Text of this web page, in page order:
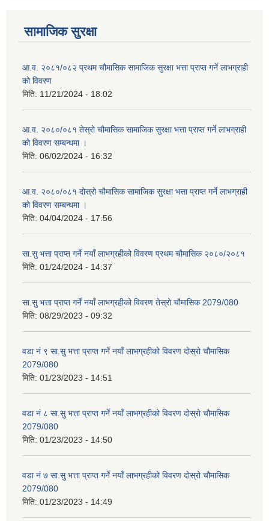
सामाजिक सुरक्षा
आ.व. २०८१/०८२ प्रथम चौमासिक सामाजिक सुरक्षा भत्ता प्राप्त गर्ने लाभग्राही
को विवरण
मिति: 11/21/2024 - 18:02
आ.व. २०८०/०८१ तेस्रो चौमासिक सामाजिक सुरक्षा भत्ता प्राप्त गर्ने लाभग्राही
को विवरण सम्बन्धमा ।
मिति: 06/02/2024 - 16:32
आ.व. २०८०/०८१ दोस्रो चौमासिक सामाजिक सुरक्षा भत्ता प्राप्त गर्ने लाभग्राही
को विवरण सम्बन्धमा ।
मिति: 04/04/2024 - 17:56
सा.सु भत्ता प्राप्त गर्ने नयाँ लाभग्रहीको विवरण प्रथम चौमासिक २०८०/२०८१
मिति: 01/24/2024 - 14:37
सा.सु भत्ता प्राप्त गर्ने नयाँ लाभग्रहीको विवरण तेस्रो चौमासिक 2079/080
मिति: 08/29/2023 - 09:32
वडा नं ९ सा.सु भत्ता प्राप्त गर्ने नयाँ लाभग्रहीको विवरण दोस्रो चौमासिक
2079/080
मिति: 01/23/2023 - 14:51
वडा नं ८ सा.सु भत्ता प्राप्त गर्ने नयाँ लाभग्रहीको विवरण दोस्रो चौमासिक
2079/080
मिति: 01/23/2023 - 14:50
वडा नं ७ सा.सु भत्ता प्राप्त गर्ने नयाँ लाभग्रहीको विवरण दोस्रो चौमासिक
2079/080
मिति: 01/23/2023 - 14:49